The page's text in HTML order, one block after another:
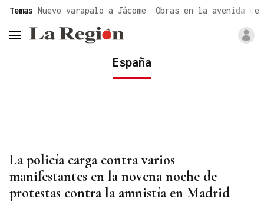
Temas Nuevo varapalo a Jácome Obras en la avenida de
header.menu.open
España
La policía carga contra varios
manifestantes en la novena noche de
protestas contra la amnistía en Madrid